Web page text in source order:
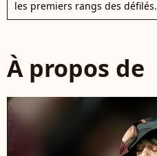
les premiers rangs des défilés.
À propos de